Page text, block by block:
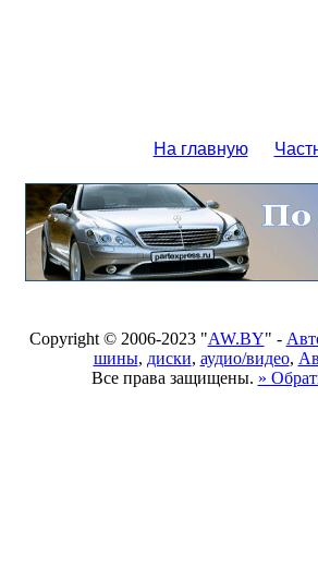
На главную
Copyright © 2006-2023 "AW.BY" -
шины, диски, аудио/видео,
Все права защищены. »